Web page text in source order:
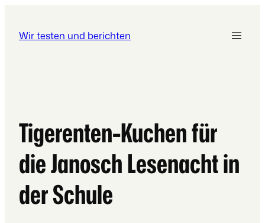
Wir testen und berichten
Tigerenten-Kuchen für
die Janosch Lesenacht in
der Schule